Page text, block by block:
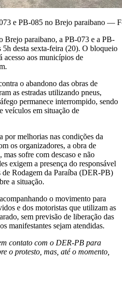
e PB-085 no Brejo paraibano —
Brejo paraibano, a PB-073 e a PB-
5h desta sexta-feira (20). O bloqueio
acesso aos municípios de
o abandono das obras de
as estradas utilizando pneus,
permanece interrompido, sendo
veículos em situação de
por melhorias nas condições da
os organizadores, a obra de
sofre com descaso e não
exigem a presença do responsável
de Rodagem da Paraíba (DER-PB)
a situação.
o movimento para
e dos motoristas que utilizam as
sem previsão de liberação das
manifestantes sejam atendidas.
contato com o DER-PB para
o protesto, mas, até o momento,